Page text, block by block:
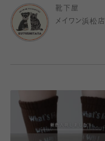
靴下屋
メイワン浜松店